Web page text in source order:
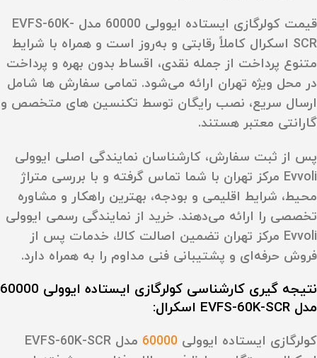
قیمت کولرگازی ایستاده ایوولی 60000 مدل EVFS-60K-
SCR اسکرال کاملاً رقابتی و به‌روز است و همراه با شرایط
متنوع پرداخت از جمله نقدی، اقساط بدون بهره و پرداخت
در محل ویژه تهران ارائه می‌شود. تمامی سفارش‌ ها شامل
ارسال سریع، نصب رایگان توسط تکنسین‌ های متخصص و
گارانتی معتبر هستند.
پس از ثبت سفارش، کارشناسان نمایندگی اصلی ایوولی
Evvoli مرکز تهران با شما تماس گرفته و با بررسی متراژ
محیط، شرایط اقلیمی و بودجه، بهترین راهکار و مشاوره
تخصصی را ارائه می‌دهند. خرید از نمایندگی رسمی ایوولی
Evvoli مرکز تهران تضمین اصالت کالا، خدمات پس از
فروش حرفه‌ای و پشتیبانی فنی مداوم را به همراه دارد.
نتیجه‌ گیری کارشناسی کولرگازی ایستاده ایوولی 60000
مدل EVFS-60K-SCR اسکرال:
کولرگازی ایستاده ایوولی 60000
مدل EVFS-60K-SCR